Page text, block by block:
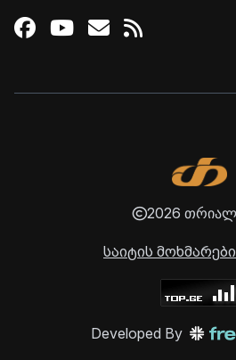
Facebook
Youtube
Email
RSS
2026
საიტის
Developed By